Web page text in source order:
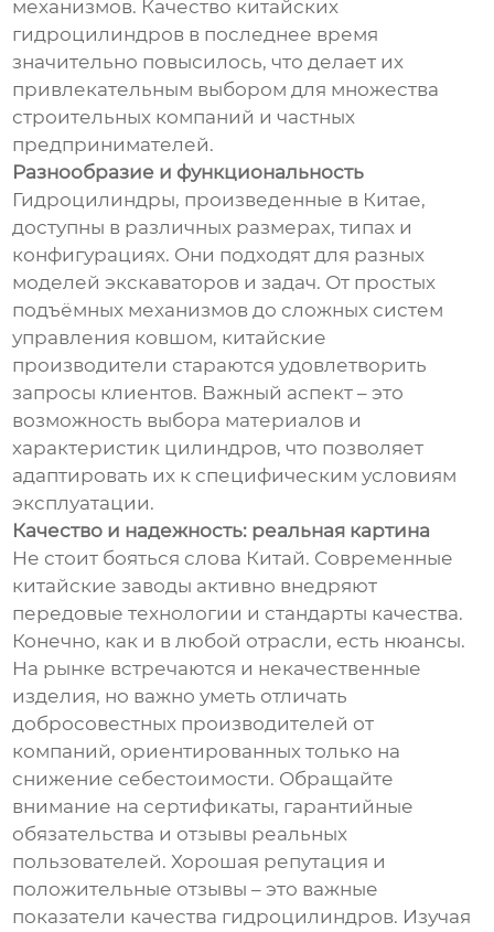
механизмов. Качество китайских
гидроцилиндров в последнее время
значительно повысилось, что делает их
привлекательным выбором для множества
строительных компаний и частных
предпринимателей.
Разнообразие и функциональность
Гидроцилиндры, произведенные в Китае,
доступны в различных размерах, типах и
конфигурациях. Они подходят для разных
моделей экскаваторов и задач. От простых
подъёмных механизмов до сложных систем
управления ковшом, китайские
производители стараются удовлетворить
запросы клиентов. Важный аспект – это
возможность выбора материалов и
характеристик цилиндров, что позволяет
адаптировать их к специфическим условиям
эксплуатации.
Качество и надежность: реальная картина
Не стоит бояться слова Китай. Современные
китайские заводы активно внедряют
передовые технологии и стандарты качества.
Конечно, как и в любой отрасли, есть нюансы.
На рынке встречаются и некачественные
изделия, но важно уметь отличать
добросовестных производителей от
компаний, ориентированных только на
снижение себестоимости. Обращайте
внимание на сертификаты, гарантийные
обязательства и отзывы реальных
пользователей. Хорошая репутация и
положительные отзывы – это важные
показатели качества гидроцилиндров. Изучая